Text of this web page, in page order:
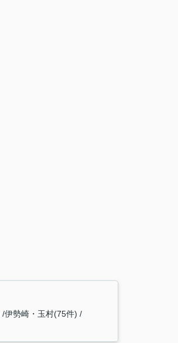
伊勢崎・玉村(75件)